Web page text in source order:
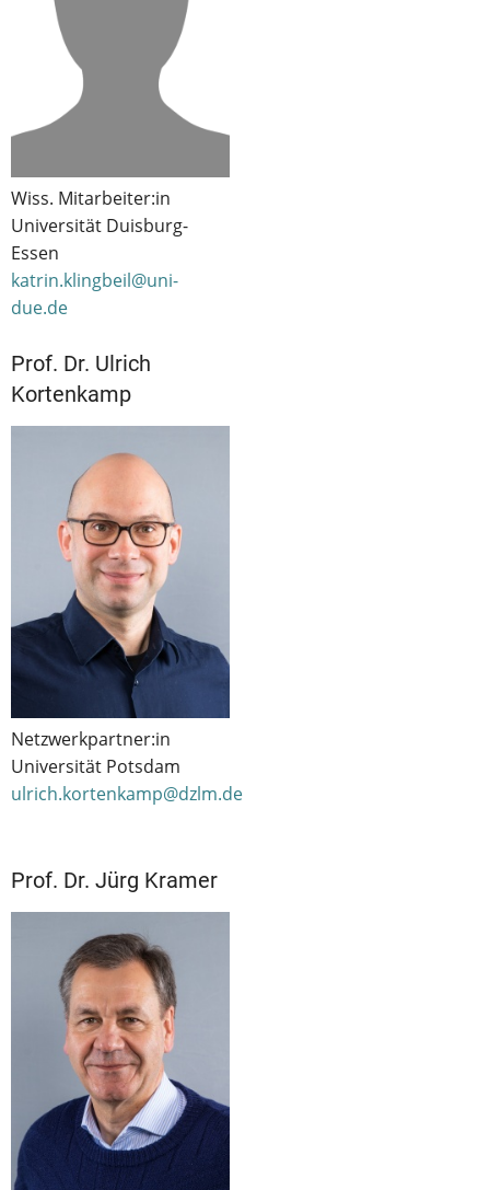
Wiss. Mitarbeiter:in
Universität Duisburg-
Essen
katrin.klingbeil@uni-
due.de
Prof. Dr. Ulrich
Kortenkamp
Netzwerkpartner:in
Universität Potsdam
ulrich.kortenkamp@dzlm.de
Prof. Dr. Jürg Kramer